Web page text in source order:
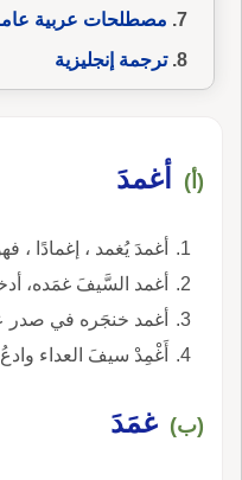
مصطلحات عربية
ترجمة إنجليزية
(أ) أغمدَ
أغمدَ يُغمد ، إغمادًا ،
أغمد السَّيفَ غمَده،
أغمد خنجَره في صدر
أَغْمِدْ سيفَ العداء
(ب) غمَدَ